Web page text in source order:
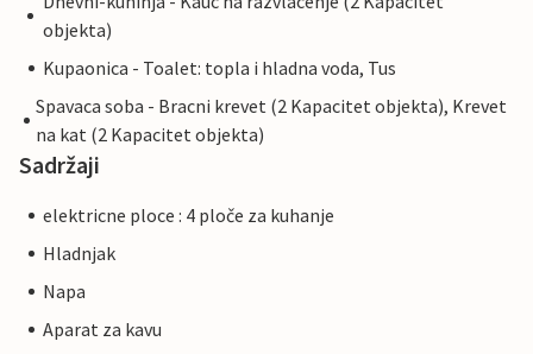
objekta)
Kupaonica - Toalet: topla i hladna voda, Tus
Spavaca soba - Bracni krevet (2 Kapacitet objekta), Krevet
na kat (2 Kapacitet objekta)
Sadržaji
elektricne ploce : 4 ploče za kuhanje
Hladnjak
Napa
Aparat za kavu